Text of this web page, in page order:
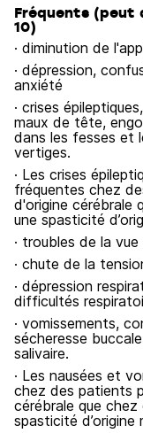
Fréquents (peut
10)
· diminution de
· dépression,
anxiété
· crises
maux de tête,
dans les fesses et
vertiges.
· Les crises
fréquentes chez
d'origine cérébrale
une spasticité
· troubles de la
· chute de la
· dépression
difficultés
· vomissements,
sécheresse
salivaire.
· Les nausées et
chez des patients
cérébrale que
spasticité d’origine